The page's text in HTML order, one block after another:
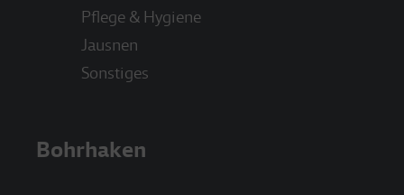
Pflege & Hygiene
Jausnen
Sonstiges
Bohrhaken